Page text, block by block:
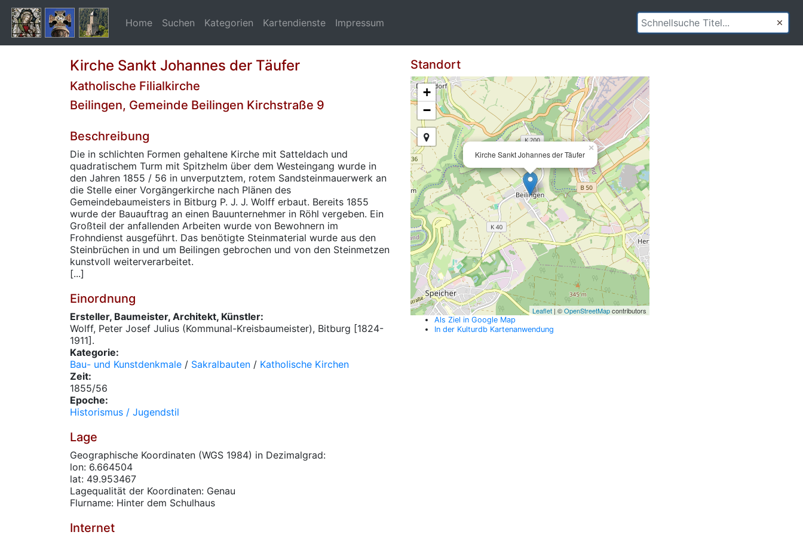
Home Suchen Kategorien Kartendienste Impressum
Kirche Sankt Johannes der Täufer
Katholische Filialkirche
Beilingen, Gemeinde Beilingen Kirchstraße 9
Beschreibung
Die in schlichten Formen gehaltene Kirche mit Satteldach und
quadratischem Turm mit Spitzhelm über dem Westeingang wurde in
den Jahren 1855 / 56 in unverputztem, rotem Sandsteinmauerwerk an
die Stelle einer Vorgängerkirche nach Plänen des
Gemeindebaumeisters in Bitburg P. J. J. Wolff erbaut. Bereits 1855
wurde der Bauauftrag an einen Bauunternehmer in Röhl vergeben. Ein
Großteil der anfallenden Arbeiten wurde von Bewohnern im
Frohndienst ausgeführt. Das benötigte Steinmaterial wurde aus den
Steinbrüchen in und um Beilingen gebrochen und von den Steinmetzen
kunstvoll weiterverarbeitet.
[...]
Einordnung
Ersteller, Baumeister, Architekt, Künstler:
Wolff, Peter Josef Julius (Kommunal-Kreisbaumeister), Bitburg [1824-
1911].
Kategorie:
Bau- und Kunstdenkmale / Sakralbauten / Katholische Kirchen
Zeit:
1855/56
Epoche:
Historismus / Jugendstil
Lage
Geographische Koordinaten (WGS 1984) in Dezimalgrad:
lon: 6.664504
lat: 49.953467
Lagequalität der Koordinaten: Genau
Flurname: Hinter dem Schulhaus
Internet
Standort
Kirche Sankt Johannes der Täufer
×
+
−
Leaflet | ©OpenStreetMapcontributors
Als Ziel in Google Map
In der Kulturdb Kartenanwendung